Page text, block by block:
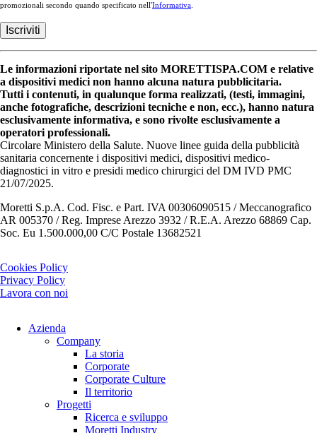
promozionali secondo quando specificato nell'Informativa
Le informazioni riportate nel sito MORETTISPA.COM e relative
a dispositivi medici non hanno alcuna natura pubblicitaria.
Tutti i contenuti, in qualunque forma realizzati, (testi, immagini,
anche fotografiche, descrizioni tecniche e non, ecc.), hanno natura
esclusivamente informativa, e sono rivolte esclusivamente a
operatori professionali.
Circolare Ministero della Salute. Nuove linee guida della pubblicità
sanitaria concernente i dispositivi medici, dispositivi medico-
diagnostici in vitro e presidi medico chirurgici del DM IVD PMC
21/07/2025.
Moretti S.p.A. Cod. Fisc. e Part. IVA 00306090515 / Meccanografico
AR 005370 / Reg. Imprese Arezzo 3932 / R.E.A. Arezzo 68869 Cap.
Soc. Eu 1.500.000,00 C/C Postale 13682521
Cookies Policy
Privacy Policy
Lavora con noi
Azienda
Company
La storia
Corporate
Corporate Culture
Il territorio
Progetti
Ricerca e sviluppo
Moretti Industry